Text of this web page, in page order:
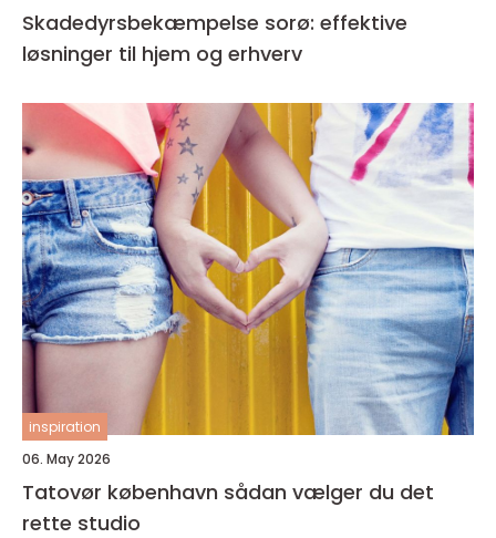
Skadedyrsbekæmpelse sorø: effektive
løsninger til hjem og erhverv
inspiration
06. May 2026
Tatovør københavn sådan vælger du det
rette studio